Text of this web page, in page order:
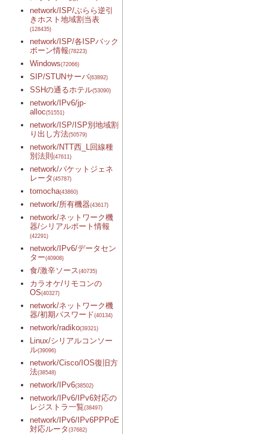
network/ISP/ぷらら逆引
きホスト地域割当表
(128435)
network/ISP/各ISPバック
ボーン情報(78223)
Windows(72066)
SIP/STUNサーバ(63892)
SSHの通るホテル(53090)
network/IPv6/jp-
alloc(51551)
network/ISP/ISP別地域割
り出し方法(50579)
network/NTT西_L回線種
別法則(47611)
network/パケットジェネ
レータ (45787)
tomocha(43860)
network/所有機器(43617)
network/ネットワーク機
器/シリアルポート情報
(42291)
network/IPv6/データセン
ター(40908)
食/激辛ソース (40735)
カラオケ/リモコンの
OS(40327)
network/ネットワーク機
器/初期パスワード(40134)
network/radiko(39321)
Linux/シリアルコンソー
ル(39096)
network/Cisco/IOS復旧方
法(38548)
network/IPv6(38502)
network/IPv6/IPv6対応の
レジストラ一覧(38497)
network/IPv6/IPv6PPPoE
対応ルータ (37682)